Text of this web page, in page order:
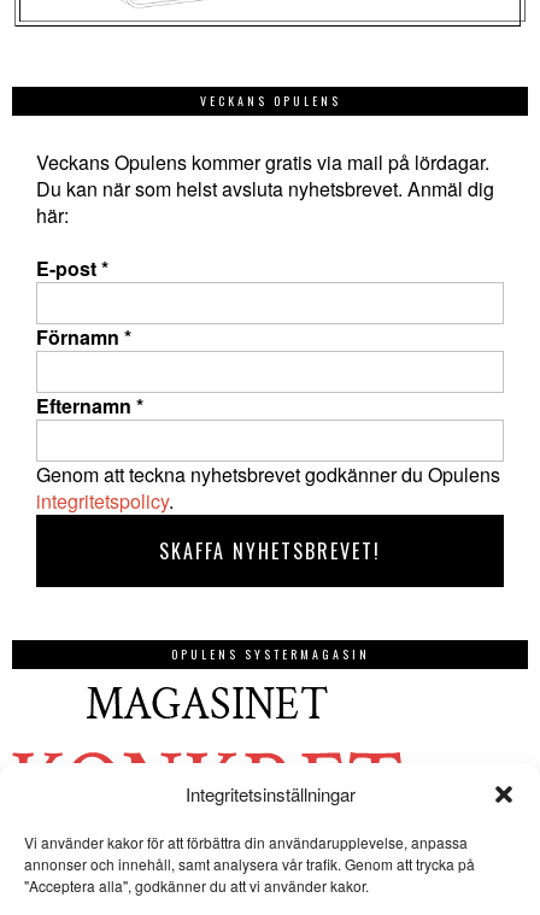
Integritetsinställningar
Vi använder kakor för att förbättra din användarupplevelse, anpassa
annonser och innehåll, samt analysera vår trafik. Genom att trycka på
"Acceptera alla", godkänner du att vi använder kakor.
VECKANS OPULENS
Veckans Opulens kommer gratis via mail på lördagar.
Du kan när som helst avsluta nyhetsbrevet. Anmäl dig
här:
E-post*
Förnamn *
Efternamn *
Genom att teckna nyhetsbrevet godkänner du Opulens
integritetspolicy.
OPULENS SYSTERMAGASIN